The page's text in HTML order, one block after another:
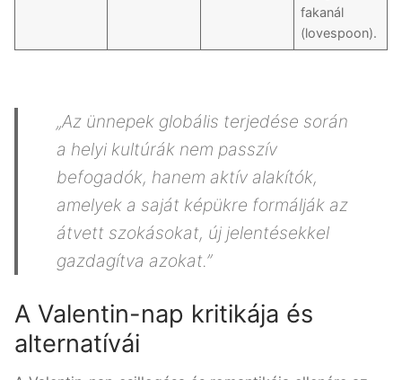
fakanál
(lovespoon).
„Az ünnepek globális terjedése során
a helyi kultúrák nem passzív
befogadók, hanem aktív alakítók,
amelyek a saját képükre formálják az
átvett szokásokat, új jelentésekkel
gazdagítva azokat.”
A Valentin-nap kritikája és
alternatívái